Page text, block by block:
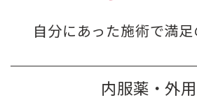
自分にあった施術で満
内服薬・外